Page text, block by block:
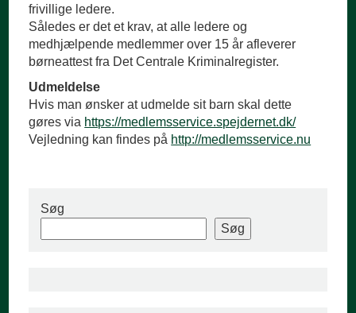
frivillige ledere.
Således er det et krav, at alle ledere og
medhjælpende medlemmer over 15 år afleverer
børneattest fra Det Centrale Kriminalregister.
Udmeldelse
Hvis man ønsker at udmelde sit barn skal dette
gøres via https://medlemsservice.spejdernet.dk/
Vejledning kan findes på http://medlemsservice.nu
Søg
Søg